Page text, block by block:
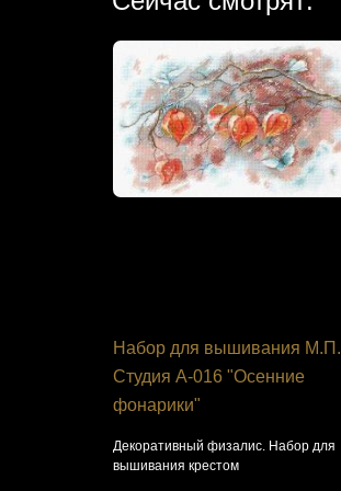
Набор для вышивания М.П.
Студия А-016 "Осенние
фонарики"
Декоративный физалис. Набор для
вышивания крестом